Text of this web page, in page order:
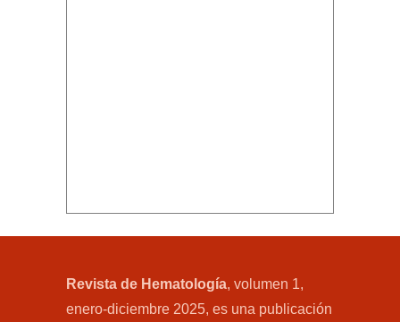
Revista de Hematología, volumen 1,
enero-diciembre 2025, es una publicación